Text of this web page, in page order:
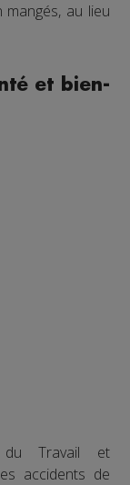
au lieu
et bien-
du Travail et
accidents de